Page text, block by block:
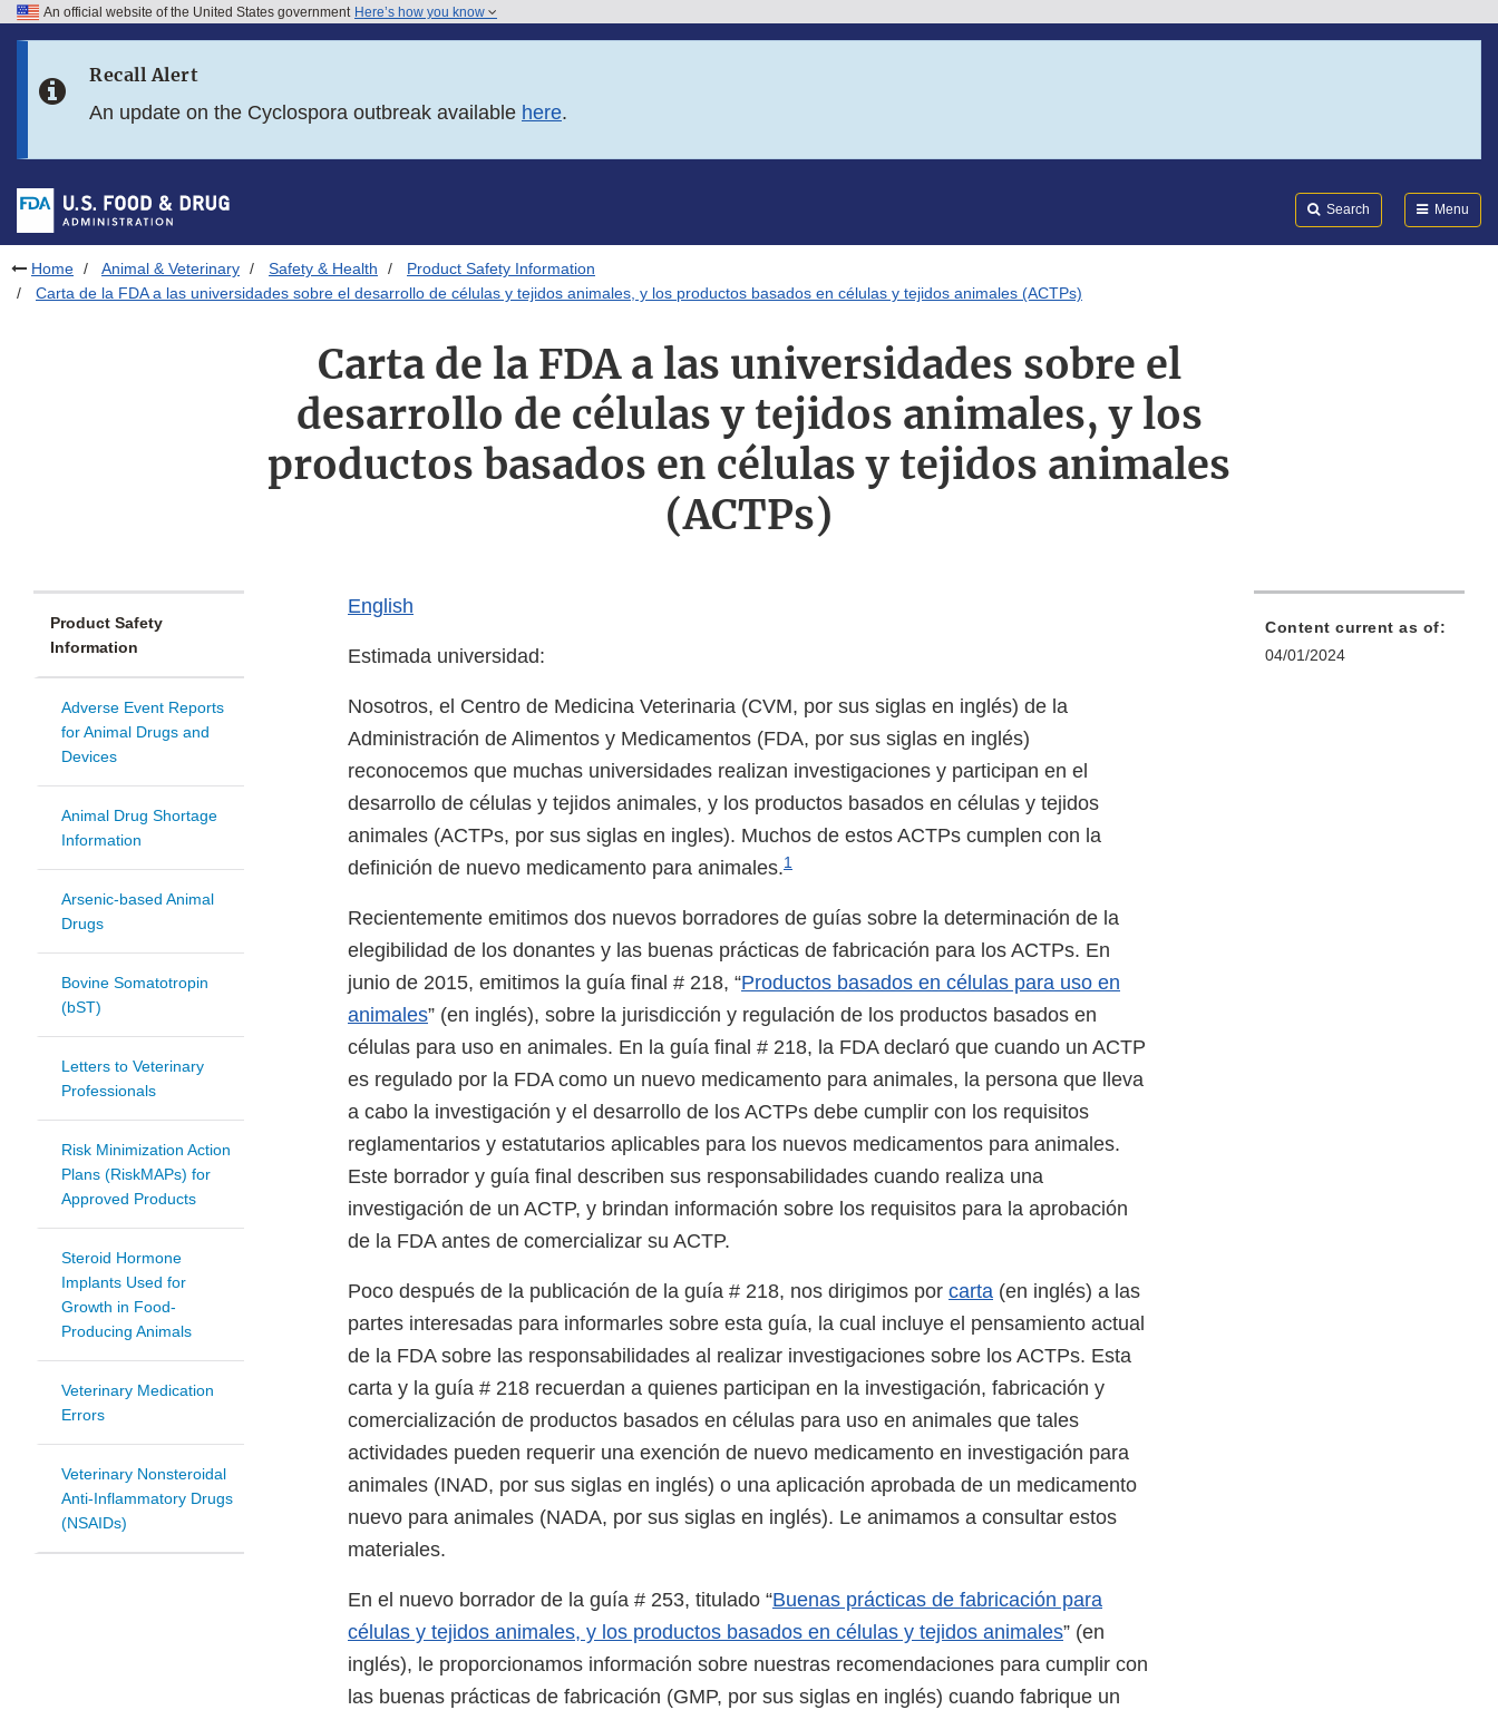
Skip to FDA Search
Skip to footer links
An official website of the United States government Here’s how you know
Recall Alert
An update on the Cyclospora outbreak available here.
Search Menu
Home Animal & Veterinary Safety & Health
Product Safety Information
Carta de la FDA a las universidades sobre el desarrollo de células y tejidos animales, y los productos basados en células y tejidos animales (ACTPs)
Carta de la FDA a las universidades sobre el
desarrollo de células y tejidos animales, y los
productos basados en células y tejidos animales
(ACTPs)
Product Safety
Information
Adverse Event Reports
for Animal Drugs and
Devices
Animal Drug Shortage
Information
Arsenic-based Animal
Drugs
Bovine Somatotropin
(bST)
Letters to Veterinary
Professionals
Risk Minimization Action
Plans (RiskMAPs) for
Approved Products
Steroid Hormone
Implants Used for
Growth in Food-
Producing Animals
Veterinary Medication
Errors
Veterinary Nonsteroidal
Anti-Inflammatory Drugs
(NSAIDs)
English
Estimada universidad:
Nosotros, el Centro de Medicina Veterinaria (CVM, por sus siglas en inglés) de la
Administración de Alimentos y Medicamentos (FDA, por sus siglas en inglés)
reconocemos que muchas universidades realizan investigaciones y participan en el
desarrollo de células y tejidos animales, y los productos basados en células y tejidos
animales (ACTPs, por sus siglas en ingles). Muchos de estos ACTPs cumplen con la
definición de nuevo medicamento para animales.1
Recientemente emitimos dos nuevos borradores de guías sobre la determinación de la
elegibilidad de los donantes y las buenas prácticas de fabricación para los ACTPs. En
junio de 2015, emitimos la guía final # 218, “Productos basados en células para uso en
animales” (en inglés), sobre la jurisdicción y regulación de los productos basados en
células para uso en animales. En la guía final # 218, la FDA declaró que cuando un ACTP
es regulado por la FDA como un nuevo medicamento para animales, la persona que lleva
a cabo la investigación y el desarrollo de los ACTPs debe cumplir con los requisitos
reglamentarios y estatutarios aplicables para los nuevos medicamentos para animales.
Este borrador y guía final describen sus responsabilidades cuando realiza una
investigación de un ACTP, y brindan información sobre los requisitos para la aprobación
de la FDA antes de comercializar su ACTP.
Poco después de la publicación de la guía # 218, nos dirigimos por carta (en inglés) a las
partes interesadas para informarles sobre esta guía, la cual incluye el pensamiento actual
de la FDA sobre las responsabilidades al realizar investigaciones sobre los ACTPs. Esta
carta y la guía # 218 recuerdan a quienes participan en la investigación, fabricación y
comercialización de productos basados en células para uso en animales que tales
actividades pueden requerir una exención de nuevo medicamento en investigación para
animales (INAD, por sus siglas en inglés) o una aplicación aprobada de un medicamento
nuevo para animales (NADA, por sus siglas en inglés). Le animamos a consultar estos
materiales.
En el nuevo borrador de la guía # 253, titulado “Buenas prácticas de fabricación para
células y tejidos animales, y los productos basados en células y tejidos animales” (en
inglés), le proporcionamos información sobre nuestras recomendaciones para cumplir con
las buenas prácticas de fabricación (GMP, por sus siglas en inglés) cuando fabrique un
Content current as of:
04/01/2024